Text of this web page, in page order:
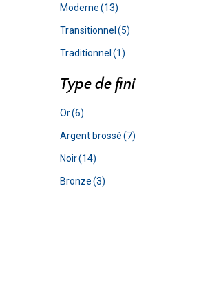
Moderne(13)
Transitionnel (5)
Traditionnel (1)
Type de fini
Or(6)
Argent brossé(7)
Noir(14)
Bronze(3)